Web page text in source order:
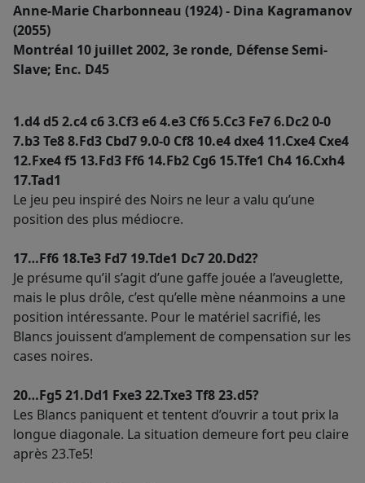
Anne-Marie Charbonneau (1924) - Dina Kagramanov
(2055)
Montréal 10 juillet 2002, 3e ronde, Défense Semi-
Slave; Enc. D45
1.d4 d5 2.c4 c6 3.Cf3 e6 4.e3 Cf6 5.Cc3 Fe7 6.Dc2 0-0
7.b3 Te8 8.Fd3 Cbd7 9.0-0 Cf8 10.e4 dxe4 11.Cxe4 Cxe4
12.Fxe4 f5 13.Fd3 Ff6 14.Fb2 Cg6 15.Tfe1 Ch4 16.Cxh4
17.Tad1
Le jeu peu inspiré des Noirs ne leur a valu qu’une
position des plus médiocre.
17…Ff6 18.Te3 Fd7 19.Tde1 Dc7 20.Dd2?
Je présume qu’il s’agit d’une gaffe jouée a l’aveuglette,
mais le plus drôle, c’est qu’elle mène néanmoins a une
position intéressante. Pour le matériel sacrifié, les
Blancs jouissent d’amplement de compensation sur les
cases noires.
20…Fg5 21.Dd1 Fxe3 22.Txe3 Tf8 23.d5?
Les Blancs paniquent et tentent d’ouvrir a tout prix la
longue diagonale. La situation demeure fort peu claire
après 23.Te5!